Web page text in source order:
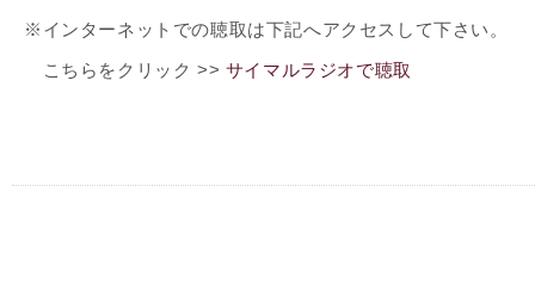
※インターネットでの聴取は下記へアクセスして下さい。
こちらをクリック >> サイマルラジオで聴取